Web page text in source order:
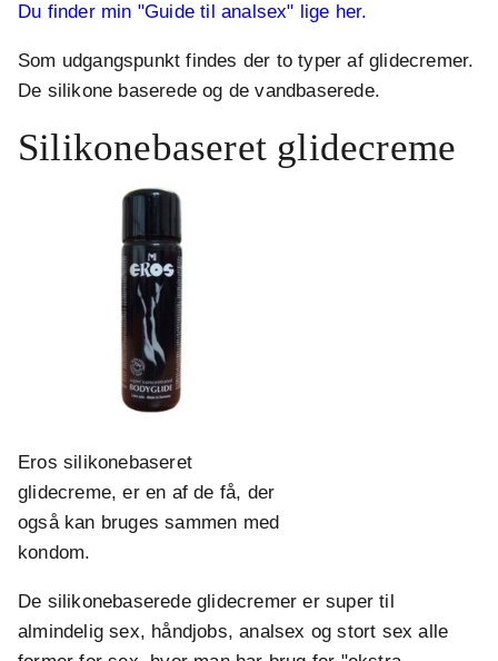
Du finder min "Guide til analsex" lige her.
Som udgangspunkt findes der to typer af glidecremer.
De silikone baserede og de vandbaserede.
Silikonebaseret glidecreme
Eros silikonebaseret
glidecreme, er en af de få, der
også kan bruges sammen med
kondom.
De silikonebaserede glidecremer er super til
almindelig sex, håndjobs, analsex og stort sex alle